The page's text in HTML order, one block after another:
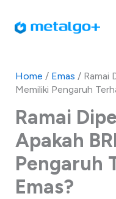
Home / Emas / Ramai
Memiliki Pengaruh
Ramai
Apakah
Pengaruh
Emas?